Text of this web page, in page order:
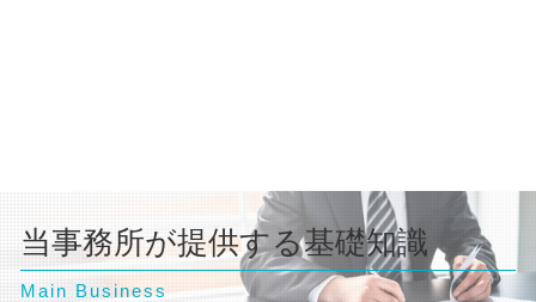
当事務所が提供する基礎知識
Main Business